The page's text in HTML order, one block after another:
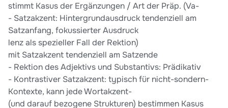
stimmt Kasus der Ergänzungen / Art der Präp. (Va-
- Satzakzent: Hintergrundausdruck tendenziell am
Satzanfang, fokussierter Ausdruck
lenz als spezieller Fall der Rektion)
mit Satzakzent tendenziell am Satzende
- Rektion des Adjektivs und Substantivs: Prädikativ
- Kontrastiver Satzakzent: typisch für nicht-sondern-
Kontexte, kann jede Wortakzent-
(und darauf bezogene Strukturen) bestimmen Kasus